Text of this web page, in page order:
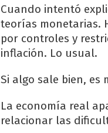
Cuando intentó
teorías monetarias.
por controles y
inflación. Lo usual.
Si algo sale bien, es
La economía real
relacionar las